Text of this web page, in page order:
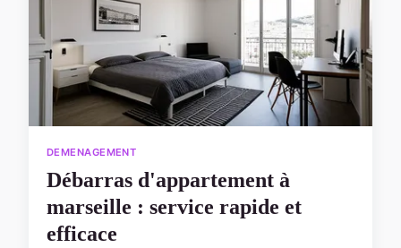
DEMENAGEMENT
Débarras d'appartement à
marseille : service rapide et
efficace